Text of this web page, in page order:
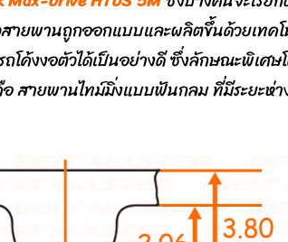
ายพานถูกออกแบบและผลิตขึ้นด้วยเทค
โค้งงอตัวได้เป็นอย่างดี ซึ่งลักษณะพิเศษ
สายพานไทม์มิ่งแบบฟันกลมที่มีระยะห่